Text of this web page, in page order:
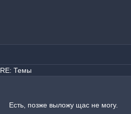
RE: Темы
Есть, позже выложу щас не могу.